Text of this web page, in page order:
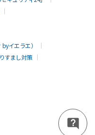
イエラエ）
すまし対策